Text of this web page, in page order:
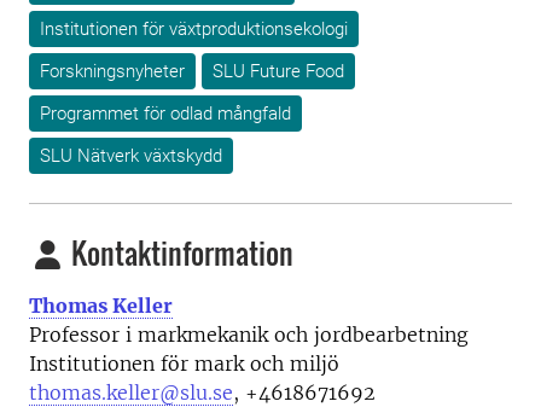
Institutionen för växtproduktionsekologi
Forskningsnyheter
SLU Future Food
Programmet för odlad mångfald
SLU Nätverk växtskydd
Kontaktinformation
Thomas Keller
Professor i markmekanik och jordbearbetning
Institutionen för mark och miljö
thomas.keller@slu.se, +4618671692